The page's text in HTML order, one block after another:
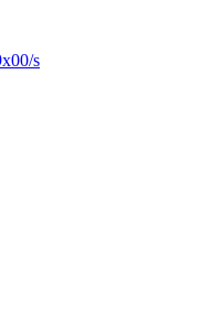
s